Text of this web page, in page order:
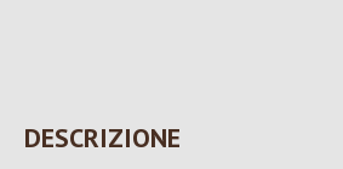
DESCRIZIONE